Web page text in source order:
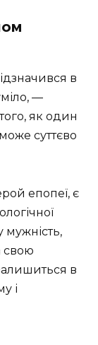
в
—
як один
суттєво
епопеї, є
мужність,
свою
в
і